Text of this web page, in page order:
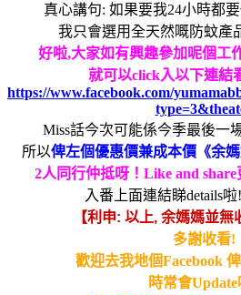
真心講句: 如果要我24小時都
我只會選用全天然嘅防蚊產
好啦,大家如有興趣參加呢個工
就可以click入以下連結
https://www.facebook.com/
Miss話今次可能係今季最後一
所以俾左個優惠價兼成本價 《余
2人同行仲抵呀！ Like and share
入番上面連結睇details
【利 申: 以上, 余媽媽並無
多謝收看!
歡迎去我地個Facebook
時常會Update